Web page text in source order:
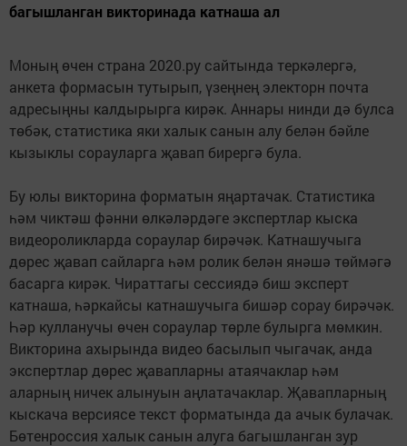
багышланган викторинада катнаша ал
Моның өчен страна 2020.ру сайтында теркәлергә,
анкета формасын тутырып, үзеңнең электорн почта
адресыңны калдырырга кирәк. Аннары нинди дә булса
төбәк, статистика яки халык санын алу белән бәйле
кызыклы сорауларга җавап бирергә була.
Бу юлы викторина форматын яңартачак. Статистика
һәм чиктәш фәнни өлкәләрдәге экспертлар кыска
видеороликларда сораулар бирәчәк. Катнашучыга
дөрес җавап сайларга һәм ролик белән янәшә төймәгә
басарга кирәк. Чираттагы сессиядә биш эксперт
катнаша, һәркайсы катнашучыга бишәр сорау бирәчәк.
Һәр кулланучы өчен сораулар төрле булырга мөмкин.
Викторина ахырында видео басылып чыгачак, анда
экспертлар дөрес җавапларны атаячаклар һәм
аларның ничек алынуын аңлатачаклар. Җавапларның
кыскача версиясе текст форматында да ачык булачак.
Бөтенроссия халык санын алуга багышланган зур